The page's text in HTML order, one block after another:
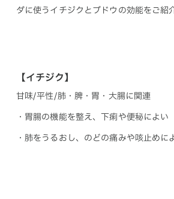
ダに使うイチジクとブドウの効能をご紹
【イチジク】
甘味/平性/肺・脾・胃・大腸に関連
・胃腸の機能を整え、下痢や便秘によい
・肺をうるおし、のどの痛みや咳止めに